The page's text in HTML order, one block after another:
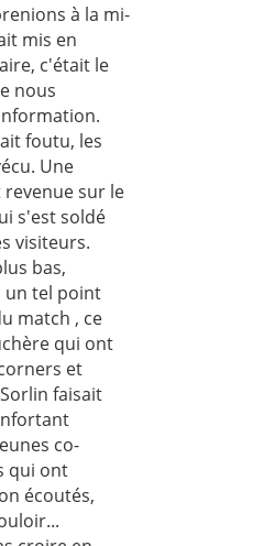
à la mi-
mis en
c'était le
nous
foutu, les
Une
sur le
s'est soldé
visiteurs.
bas,
un tel point
match , ce
qui ont
et
faisait
co-
qui ont
écoutés,